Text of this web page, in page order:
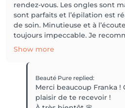
rendez-vous. Les ongles sont
sont parfaits et l’épilation est
de soin. Minutieuse et à
toujours impeccable. Je
Show more
Beauté Pure replied:
Merci beaucoup Franka !
plaisir de te recevoir !